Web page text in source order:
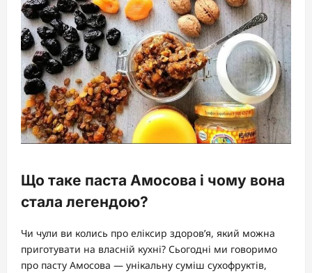
Що таке паста Амосова і чому вона
стала легендою?
Чи чули ви колись про еліксир здоров’я, який можна
приготувати на власній кухні? Сьогодні ми говоримо
про пасту Амосова — унікальну суміш сухофруктів,